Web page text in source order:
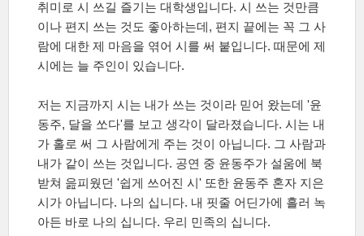
취미로 시 쓰길 즐기는 대학생입니다. 시 쓰는 것만큼
이나 편지 쓰는 것도 좋아하는데, 편지 끝에는 꼭 그 사
람에 대한 제 마음을 엮어 시를 써 붙입니다. 때문에 제
시에는 늘 주인이 있습니다.
저는 지금까지 시는 내가 쓰는 것이라 믿어 왔는데 '윤
동주, 달을 쏘다'를 보고 생각이 달라졌습니다. 시는 내
가 홀로 써 그 사람에게 주는 것이 아닙니다. 그 사람과
내가 같이 쓰는 것입니다. 공연 중 윤동주가 설움에 북
받쳐 읊피웠던 '쉽게 쓰어진 시' 또한 윤동주 혼자 지은
시가 아닙니다. 나의 십니다. 내 핏줄 어딘가에 흘러 녹
아든 바로 나의 십니다. 우리 민족의 십니다.